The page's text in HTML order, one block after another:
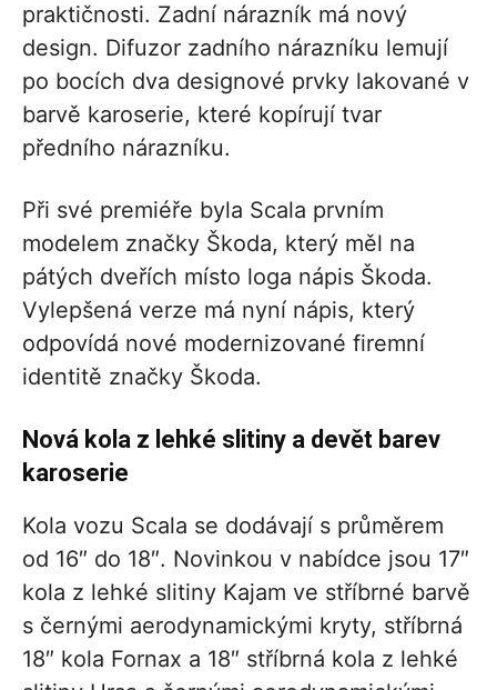
praktičnosti. Zadní nárazník má nový
design. Difuzor zadního nárazníku lemují
po bocích dva designové prvky lakované v
barvě karoserie, které kopírují tvar
předního nárazníku.
Při své premiéře byla Scala prvním
modelem značky Škoda, který měl na
pátých dveřích místo loga nápis Škoda.
Vylepšená verze má nyní nápis, který
odpovídá nové modernizované firemní
identitě značky Škoda.
Nová kola z lehké slitiny a devět barev
karoserie
Kola vozu Scala se dodávají s průměrem
od 16″ do 18″. Novinkou v nabídce jsou 17″
kola z lehké slitiny Kajam ve stříbrné barvě
s černými aerodynamickými kryty, stříbrná
18″ kola Fornax a 18″ stříbrná kola z lehké